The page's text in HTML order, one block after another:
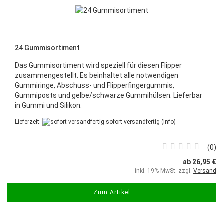
24 Gummisortiment
Das Gummisortiment wird speziell für diesen Flipper
zusammengestellt. Es beinhaltet alle notwendigen
Gummiringe, Abschuss- und Flipperfingergummis,
Gummiposts und gelbe/schwarze Gummihülsen. Lieferbar
in Gummi und Silikon.
Lieferzeit: sofort versandfertig (Info)
0
ab 26,95 €
inkl. 19% MwSt. zzgl. Versand
Zum Artikel